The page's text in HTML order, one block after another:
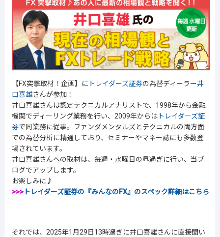
【FX突撃取材！企画】に トレイダーズ証券の為替ディーラー井
口喜雄さんが参加！
井口喜雄さんは認定テクニカルアナリストで、1998年から金融
機関でディーリング業務を行い、2009年からは トレイダーズ証
券で同業務に従事。ファンダメンタルズとテクニカルの両方面
での為替分析に精通しており、セミナーやマネー誌にも多数登
場されています。
井口喜雄さんへの取材は、毎週・水曜日の昼過ぎに行い、当ブ
ログでアップします。
お楽しみに♪
>>> トレイダーズ証券の『みんなのFX』のスペック詳細はこちら
それでは、2025年1月29日13時過ぎに井口喜雄さんに直接聞い